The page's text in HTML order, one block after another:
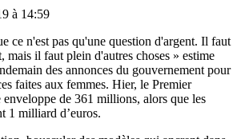
à 14:59
ce n'est pas qu'une question d'argent. Il faut
mais il faut plein d'autres choses » estime
des annonces du gouvernement pour
faites aux femmes. Hier, le Premier
enveloppe de 361 millions, alors que les
1 milliard d’euros.